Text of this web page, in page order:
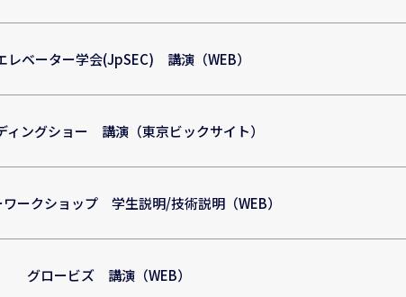
レベーター学会(JpSEC) 講演（WEB）
ィングショー 講演（東京ビックサイト）
ークショップ 学生説明/技術説明（WEB）
グロービズ 講演（WEB）